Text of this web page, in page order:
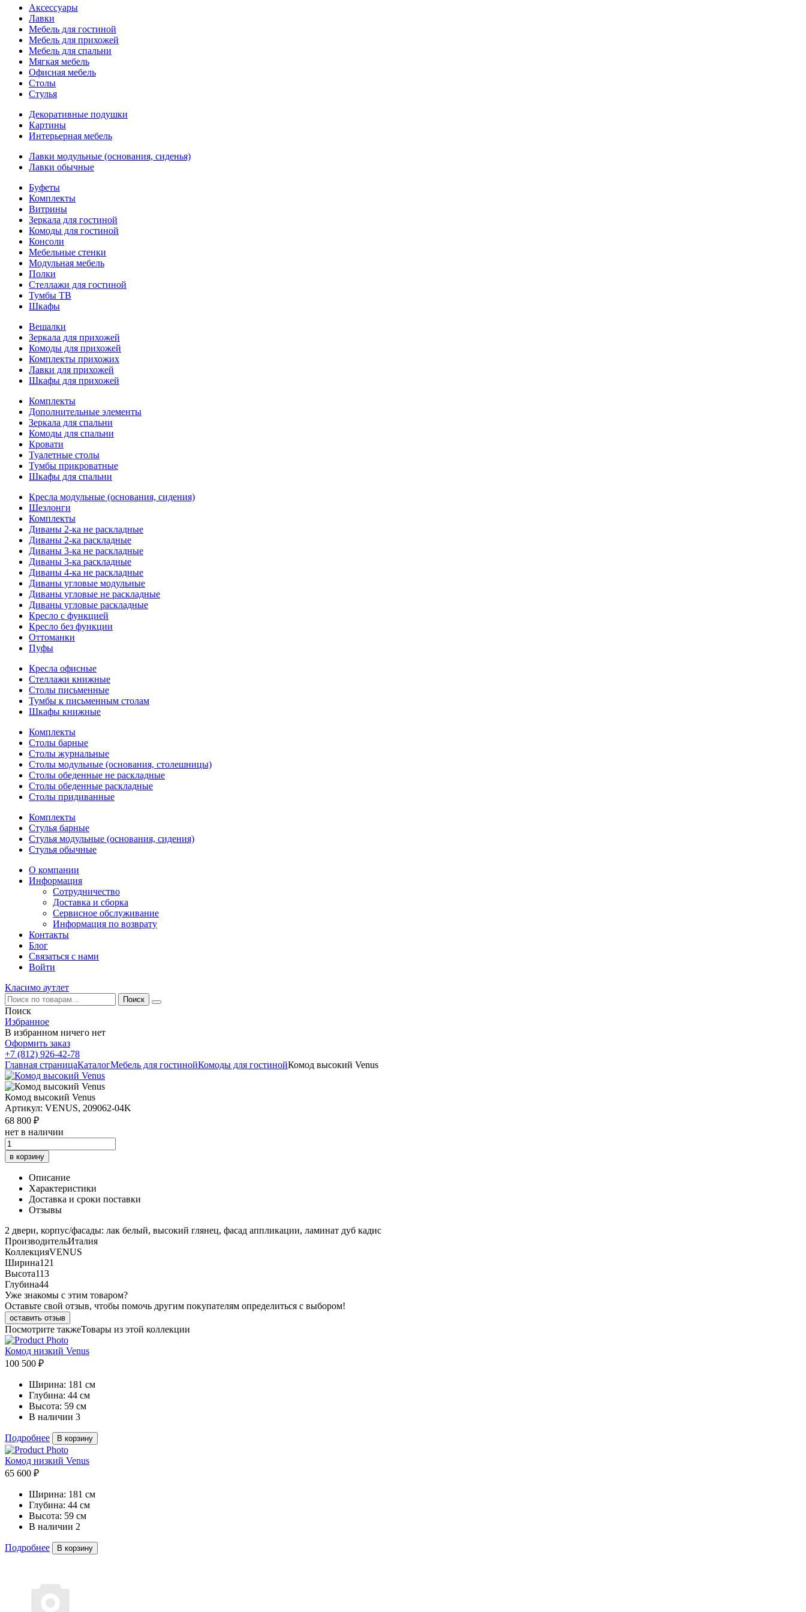
Аксессуары
Лавки
Мебель для гостиной
Мебель для прихожей
Мебель для спальни
Мягкая мебель
Офисная мебель
Столы
Стулья
Декоративные подушки
Картины
Интерьерная мебель
Лавки модульные (основания, сиденья)
Лавки обычные
Буфеты
Комплекты
Витрины
Зеркала для гостиной
Комоды для гостиной
Консоли
Мебельные стенки
Модульная мебель
Полки
Стеллажи для гостиной
Тумбы ТВ
Шкафы
Вешалки
Зеркала для прихожей
Комоды для прихожей
Комплекты прихожих
Лавки для прихожей
Шкафы для прихожей
Комплекты
Дополнительные элементы
Зеркала для спальни
Комоды для спальни
Кровати
Туалетные столы
Тумбы прикроватные
Шкафы для спальни
Кресла модульные (основания, сидения)
Шезлонги
Комплекты
Диваны 2-ка не раскладные
Диваны 2-ка раскладные
Диваны 3-ка не раскладные
Диваны 3-ка раскладные
Диваны 4-ка не раскладные
Диваны угловые модульные
Диваны угловые не раскладные
Диваны угловые раскладные
Кресло с функцией
Кресло без функции
Оттоманки
Пуфы
Кресла офисные
Стеллажи книжные
Столы письменные
Тумбы к письменным столам
Шкафы книжные
Комплекты
Столы барные
Столы журнальные
Столы модульные (основания, столешницы)
Столы обеденные не раскладные
Столы обеденные раскладные
Столы придиванные
Комплекты
Стулья барные
Стулья модульные (основания, сидения)
Стулья обычные
О компании
Информация
Сотрудничество
Доставка и сборка
Сервисное обслуживание
Информация по возврату
Контакты
Блог
Связаться с нами
Войти
Класимо аутлет
Поиск
Избранное
В избранном ничего нет
Оформить заказ
+7 (812) 926-42-78
Главная страницаКаталогМебель для гостинойКомоды для гостинойКомод высокий Venus
Комод высокий Venus
Артикул: VENUS, 209062-04K
68 800 ₽
нет в наличии
в корзину
Описание
Характеристики
Доставка и сроки поставки
Отзывы
2 двери, корпус/фасады: лак белый, высокий глянец, фасад аппликации, ламинат дуб кадис
ПроизводительИталия
КоллекцияVENUS
Ширина121
Высота113
Глубина44
Уже знакомы с этим товаром?
Оставьте свой отзыв, чтобы помочь другим покупателям определиться с выбором!
оставить отзыв
Посмотрите такжеТовары из этой коллекции
Комод низкий Venus
100 500 ₽
Ширина: 181 см
Глубина: 44 см
Высота: 59 см
В наличии 3
Подробнее В корзину
Комод низкий Venus
65 600 ₽
Ширина: 181 см
Глубина: 44 см
Высота: 59 см
В наличии 2
Подробнее В корзину